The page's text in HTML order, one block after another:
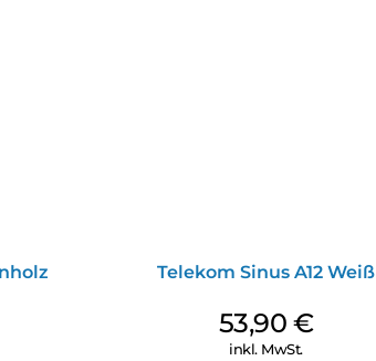
Telekom Sinus A12 Weiß
53,90 €
inkl. MwSt.